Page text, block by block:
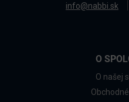
info@nabbi.sk
O
O našej